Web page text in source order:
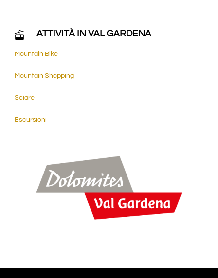
ATTIVITÀ IN VAL GARDENA
Mountain Bike
Mountain Shopping
Sciare
Escursioni